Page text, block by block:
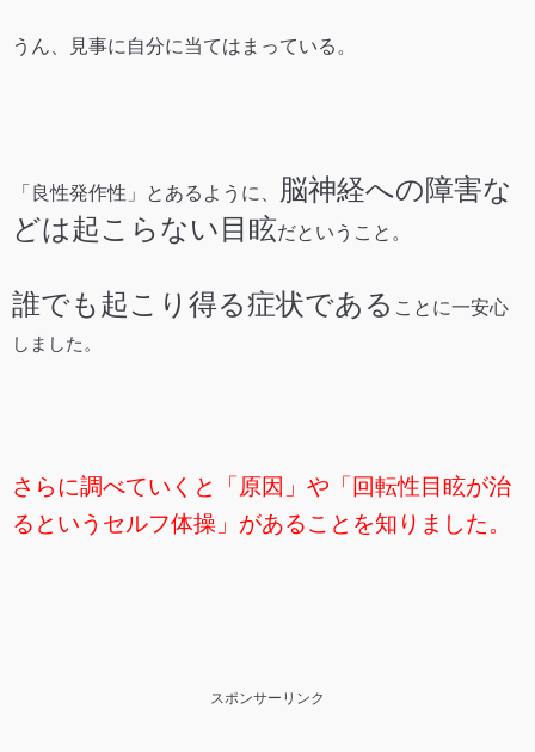
うん、見事に自分に当てはまっている。
「良性発作性」とあるように、
脳神経への障害な
どは起こらない目眩だということ。
誰でも起こり得る症状である ことに一安心
しました。
さらに調べていくと「原因」や「回転性目眩が治
るというセルフ体操」があることを知りました。
スポンサーリンク